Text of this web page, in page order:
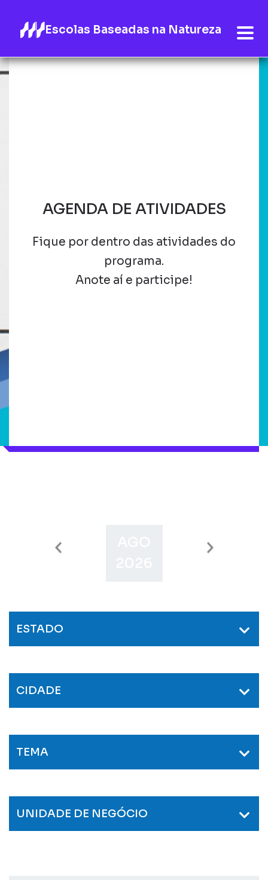
Escolas Baseadas na Natureza
AGENDA DE ATIVIDADES
Fique por dentro das atividades do
programa.
Anote aí e participe!
SET
ESTADO
CIDADE
TEMA
UNIDADE DE NEGÓCIO